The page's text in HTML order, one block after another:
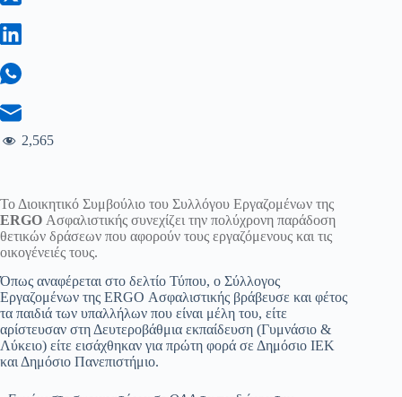
2,565
Το Διοικητικό Συμβούλιο του Συλλόγου Εργαζομένων της
ERGO Ασφαλιστικής συνεχίζει την πολύχρονη παράδοση
θετικών δράσεων που αφορούν τους εργαζόμενους και τις
οικογένειές τους.
Όπως αναφέρεται στο δελτίο Τύπου, ο Σύλλογος
Εργαζομένων της ERGO Ασφαλιστικής βράβευσε και φέτος
τα παιδιά των υπαλλήλων που είναι μέλη του, είτε
αρίστευσαν στη Δευτεροβάθμια εκπαίδευση (Γυμνάσιο &
Λύκειο) είτε εισάχθηκαν για πρώτη φορά σε Δημόσιο ΙΕΚ
και Δημόσιο Πανεπιστήμιο.